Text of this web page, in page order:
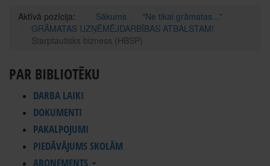
Aktīvā pozīcija: Sākums
"Ne tikai grāmatas..."
GRĀMATAS UZŅĒMĒJDARBĪBAS ATBALSTAM!
Starptautisks bizness (HBSP)
PAR BIBLIOTĒKU
DARBA LAIKI
DOKUMENTI
PAKALPOJUMI
PIEDĀVĀJUMS SKOLĀM
ABONEMENTS